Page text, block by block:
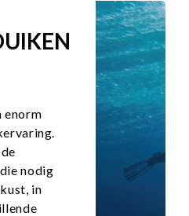
enorm
nodig
in